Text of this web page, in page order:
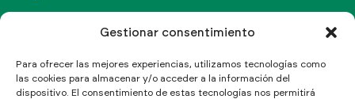
Gestionar consentimiento
Para ofrecer las mejores experiencias, utilizamos tecnologías como
las cookies para almacenar y/o acceder a la información del
dispositivo. El consentimiento de estas tecnologías nos permitirá
Aviso Legal Política de Privacidad Política de cookies